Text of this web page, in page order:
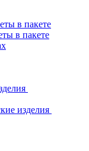
в пакете
в пакете
изделия